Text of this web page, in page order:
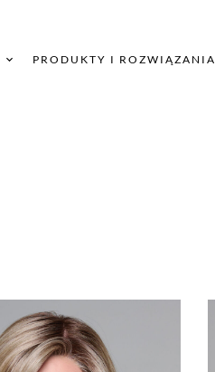
PRODUKTY I ROZWIĄZANIA